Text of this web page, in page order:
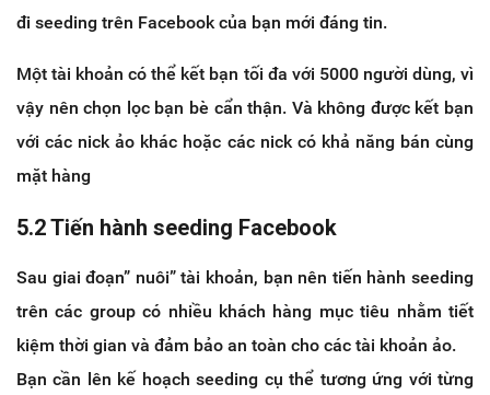
đi seeding trên Facebook của bạn mới đáng tin.
Một tài khoản có thể kết bạn tối đa với 5000 người dùng, vì
vậy nên chọn lọc bạn bè cẩn thận. Và không được kết bạn
với các nick ảo khác hoặc các nick có khả năng bán cùng
mặt hàng
5.2 Tiến hành seeding Facebook
Sau giai đoạn” nuôi” tài khoản, bạn nên tiến hành seeding
trên các group có nhiều khách hàng mục tiêu nhằm tiết
kiệm thời gian và đảm bảo an toàn cho các tài khoản ảo.
Bạn cần lên kế hoạch seeding cụ thể tương ứng với từng